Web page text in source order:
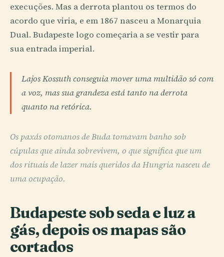
execuções. Mas a derrota plantou os termos do
acordo que viria, e em 1867 nasceu a Monarquia
Dual. Budapeste logo começaria a se vestir para
sua entrada imperial.
Lajos Kossuth conseguia mover uma multidão só com
a voz, mas sua grandeza está tanto na derrota
quanto na retórica.
Os paxás otomanos de Buda tomavam banho sob
cúpulas que ainda sobrevivem, o que significa que um
dos rituais de lazer mais queridos da Hungria nasceu de
uma ocupação.
Budapeste sob seda e luz a
gás, depois os mapas são
cortados